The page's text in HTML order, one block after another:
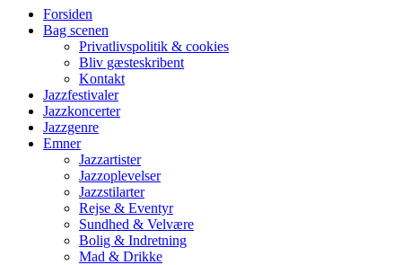
Forsiden
Bag scenen
Privatlivspolitik & cookies
Bliv gæsteskribent
Kontakt
Jazzfestivaler
Jazzkoncerter
Jazzgenre
Emner
Jazzartister
Jazzoplevelser
Jazzstilarter
Rejse & Eventyr
Sundhed & Velvære
Bolig & Indretning
Mad & Drikke